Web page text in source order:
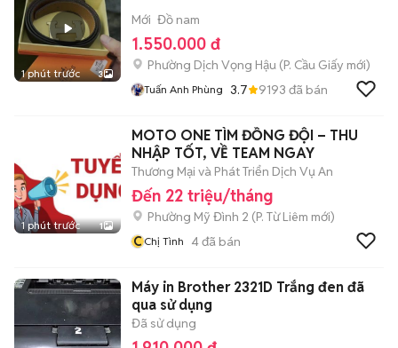
1 phút trước 3
Mới Đồ nam
1.550.000 đ
Phường Dịch Vọng Hậu (P. Cầu Giấy mới)
Tuấn Anh Phùng 3.7 9193 đã bán
1 phút trước 1
MOTO ONE TÌM ĐỒNG ĐỘI – THU
NHẬP TỐT, VỀ TEAM NGAY
Thương Mại và Phát Triển Dịch Vụ An
Đến 22 triệu/tháng
Phường Mỹ Đình 2 (P. Từ Liêm mới)
CChị Tình 4đã bán
Máy in Brother 2321D Trắng đen đã
qua sử dụng
Đã sử dụng